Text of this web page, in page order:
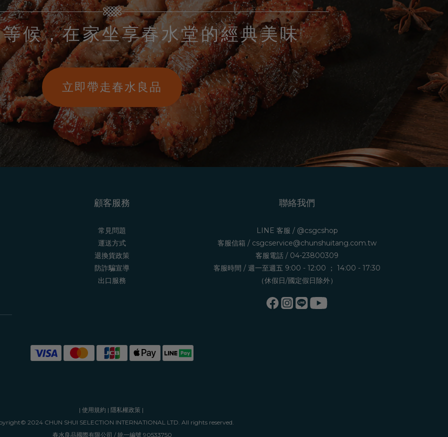
候，在家坐享春水堂的經典美味
立即帶走春水良品
顧客服務
常見問題
運送方式
退換貨政策
防詐騙宣導
出口服務
聯絡我們
LINE 客服 / @csgcshop
客服信箱 / csgcservice@chunshuitang.com.tw
客服電話 / 04-23800309
客服時間 / 週一至週五 9:00 - 12:00 ； 14:00 - 17:30
（休假日/國定假日除外）
| 使用規約 | 隱私權政策 |
2024 CHUN SHUI SELECTION INTERNATIONAL LTD. All rights reserved.
春水良品國際有限公司 / 統一編號 90533750